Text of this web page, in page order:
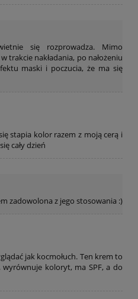
się rozprowadza. Mimo
trakcie nakładania, po nałożeniu
maski i poczucia, że ma się
stapia kolor razem z moją cerą i
cały dzień
zadowolona z jego stosowania :)
jak kocmołuch. Ten krem to
koloryt, ma SPF, a do